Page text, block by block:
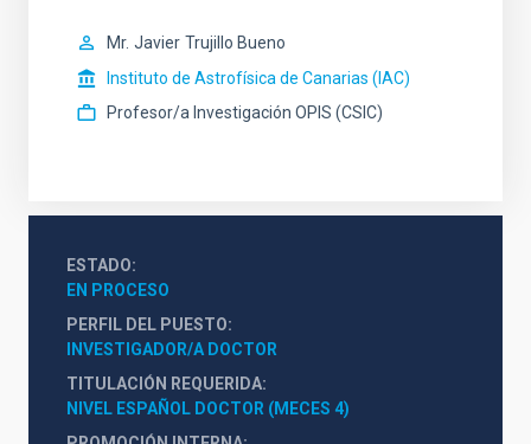
Mr. Javier Trujillo Bueno
Instituto de Astrofísica de Canarias (IAC)
Profesor/a Investigación OPIS (CSIC)
ESTADO
EN PROCESO
PERFIL DEL PUESTO
INVESTIGADOR/A DOCTOR
TITULACIÓN REQUERIDA
NIVEL ESPAÑOL DOCTOR (MECES 4)